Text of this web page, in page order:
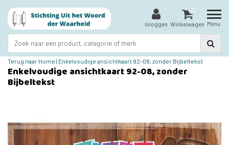
Inloggen
0
Winkelwagen Menu
Terug naar Home | Enkelvoudige ansichtkaart 92-08, zonder Bijbeltekst
Enkelvoudige ansichtkaart 92-08, zonder
Bijbeltekst